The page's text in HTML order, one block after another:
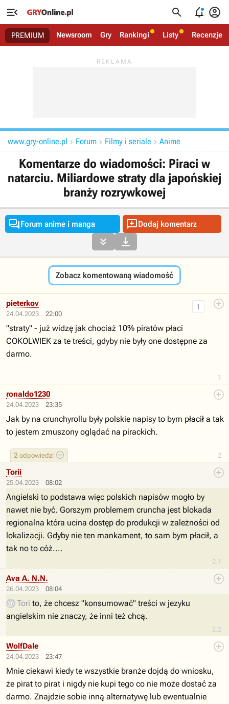
   
PREMIUM Newsroom Gry Rankingi Listy Recenzje
www.gry-online.pl  Forum  Filmy i seriale  Anime
Komentarze do wiadomości: Piraci w
natarciu. Miliardowe straty dla japońskiej
branży rozrywkowej
Forum anime i manga Dodaj komentarz
 
Zobacz komentowaną wiadomość
24.04.2023 22:00
1
1
pieterkov
"straty" - już widzę jak chociaż 10% piratów płaci
COKOLWIEK za te treści, gdyby nie były one dostępne za
darmo.
24.04.2023 23:35
2
2 odpowiedzi
ronaldo1230
Jak by na crunchyrollu były polskie napisy to bym płacił a tak
to jestem zmuszony oglądać na pirackich.
25.04.2023 08:02
2.1
Torii
Angielski to podstawa więc polskich napisów mogło by
nawet nie być. Gorszym problemem cruncha jest blokada
regionalna która ucina dostęp do produkcji w zależności od
lokalizacji. Gdyby nie ten mankament, to sam bym płacił, a
tak no to cóż....
26.04.2023 08:04
2.2
Ava A. N.N.
Tori to, że chcesz "konsumować" treści w jezyku
angielskim nie znaczy, że inni też chcą.
24.04.2023 23:47
WolfDale
Mnie ciekawi kiedy te wszystkie branże dojdą do wniosku,
że pirat to pirat i nigdy nie kupi tego co nie może dostać za
darmo. Znajdzie sobie inną alternatywę lub ewentualnie